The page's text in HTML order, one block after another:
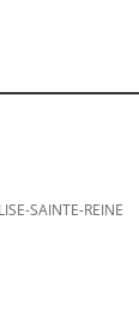
SAINTE-REINE